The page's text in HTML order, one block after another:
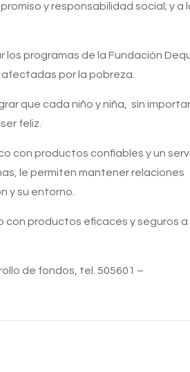
y responsabilidad social; y a
programas de la Fundación
por la pobreza.
que cada niño y niña, sin
feliz.
con productos confiables y un
le permiten mantener relaciones
y su entorno.
con productos eficaces y seguros a
de fondos, tel. 505601 –